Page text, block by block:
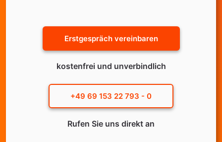
Erstgespräch vereinbaren
kostenfrei und unverbindlich
+49 69 153 22 793 - 0
Rufen Sie uns direkt an